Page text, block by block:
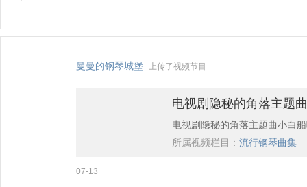
曼曼的钢琴城堡 上传了视频节目
电视剧隐秘的角落主题
电视剧隐秘的角落主题曲小白
所属视频栏目： 流行钢琴曲集
07-13